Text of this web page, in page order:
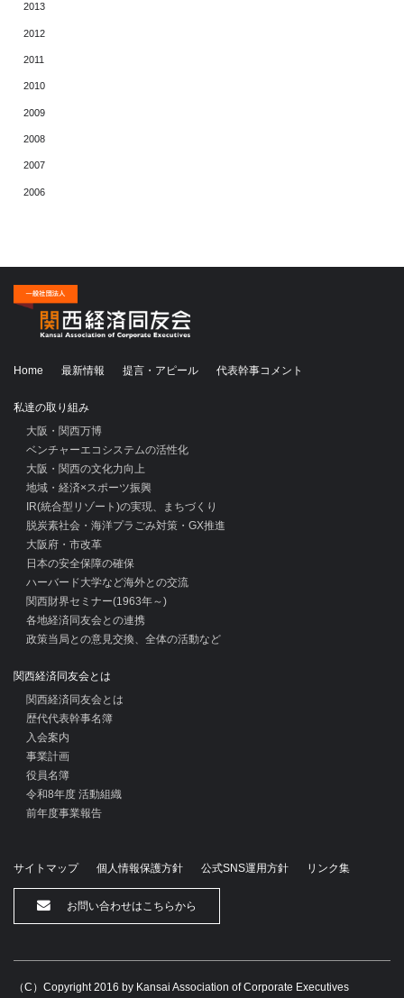
2013
2012
2011
2010
2009
2008
2007
2006
Home 最新情報 提言・アピール 代表幹事コメント
私達の取り組み
大阪・関西万博
ベンチャーエコシステムの活性化
大阪・関西の文化力向上
地域・経済×スポーツ振興
IR(統合型リゾート)の実現、まちづくり
脱炭素社会・海洋プラごみ対策・GX推進
大阪府・市改革
日本の安全保障の確保
ハーバード大学など海外との交流
関西財界セミナー(1963年～)
各地経済同友会との連携
政策当局との意見交換、全体の活動など
関西経済同友会とは
関西経済同友会とは
歴代代表幹事名簿
入会案内
事業計画
役員名簿
令和8年度 活動組織
前年度事業報告
サイトマップ 個人情報保護方針 公式SNS運用方針 リンク集
お問い合わせはこちらから
（C）Copyright 2016 by Kansai Association of Corporate Executives